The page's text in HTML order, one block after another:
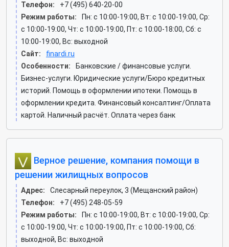
Телефон:
+7 (495) 640-20-00
Режим работы:
Пн: c 10:00-19:00, Вт: c 10:00-19:00, Ср:
c 10:00-19:00, Чт: c 10:00-19:00, Пт: c 10:00-18:00, Сб: c
10:00-19:00, Вс: выходной
Сайт:
finardi.ru
Особенности:
Банковские / финансовые услуги.
Бизнес-услуги. Юридические услуги/Бюро кредитных
историй. Помощь в оформлении ипотеки. Помощь в
оформлении кредита. Финансовый консалтинг/Оплата
картой. Наличный расчёт. Оплата через банк
Верное решение, компания помощи в
решении жилищных вопросов
Адрес:
Слесарный переулок, 3 (Мещанский район)
Телефон:
+7 (495) 248-05-59
Режим работы:
Пн: c 10:00-19:00, Вт: c 10:00-19:00, Ср:
c 10:00-19:00, Чт: c 10:00-19:00, Пт: c 10:00-19:00, Сб:
выходной, Вс: выходной